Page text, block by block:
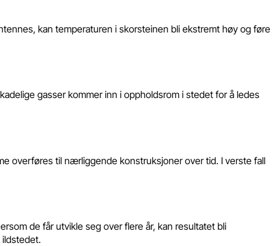
kan temperaturen i skorsteinen bli ekstremt høy og føre
gasser kommer inn i oppholdsrom i stedet for å ledes
overføres til nærliggende konstruksjoner over tid. I verste fall
de får utvikle seg over flere år, kan resultatet bli